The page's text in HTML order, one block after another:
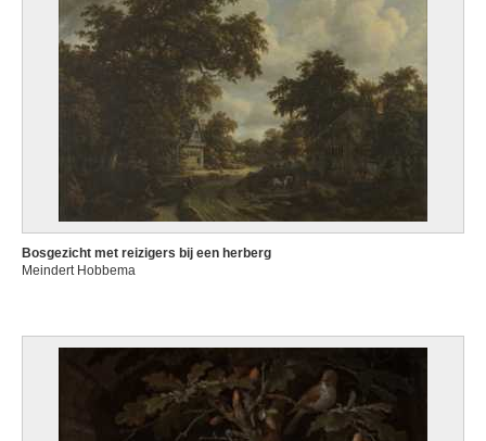
Bosgezicht met reizigers bij een herberg
Meindert Hobbema